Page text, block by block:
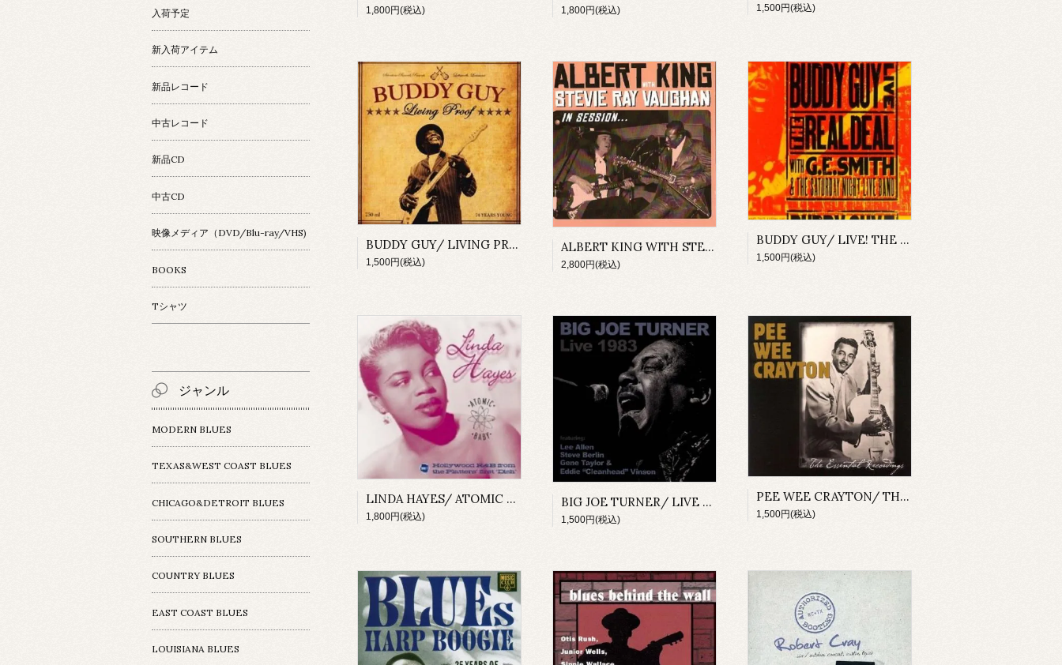
1,800円(税込) 1,800円(税込) 1,500円(税込)
BUDDY GUY/ LIVING PROOF 74YEARS YOUNG
1,500円(税込)
ALBERT KING WITH STEVIE RAY VAUGHAN/ IN SESSION(CD+DVD)
2,800円(税込)
BUDDY GUY/ LIVE! THE REAL DEAL
1,500円(税込)
LINDA HAYES/ ATOMIC BABY
1,800円(税込)
BIG JOE TURNER/ LIVE 1983
1,500円(税込)
PEE WEE CRAYTON/ THE ESSENTIAL RECORDINGS
1,500円(税込)
入荷予定
新入荷アイテム
新品レコード
中古レコード
新品CD
中古CD
映像メディア（DVD/Blu-ray/VHS)
BOOKS
Tシャツ
ジャンル
MODERN BLUES
TEXAS&WEST COAST BLUES
CHICAGO&DETROIT BLUES
SOUTHERN BLUES
COUNTRY BLUES
EAST COAST BLUES
LOUISIANA BLUES